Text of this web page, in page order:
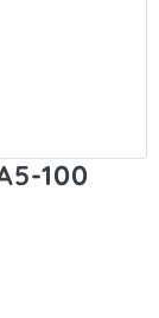
100